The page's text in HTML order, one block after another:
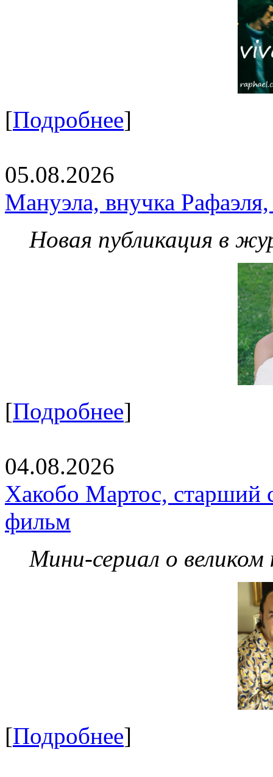
[Подробнее]
05.08.2026
Мануэла, внучка
Новая публикация в
[Подробнее]
04.08.2026
Хакобо Мартос, старший
фильм
Мини-сериал о великом
[Подробнее]